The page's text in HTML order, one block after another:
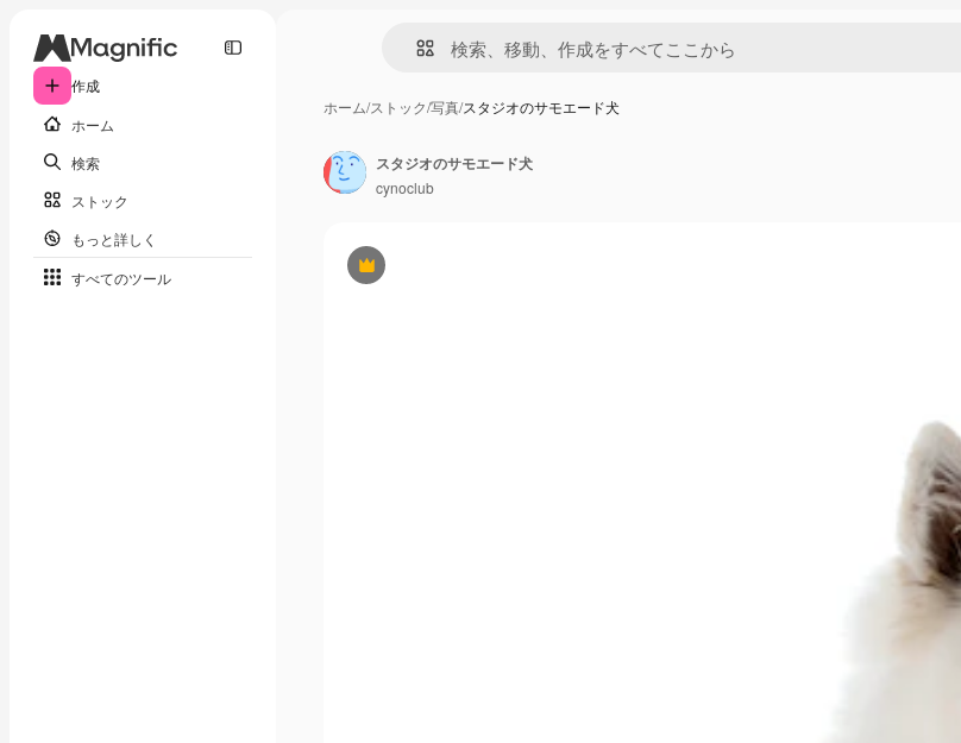
作成
ホーム
検索
ストック
もっと詳しく
すべてのツール
ホーム/ストック/写真/スタジオのサモエード犬
Premium
スタジオのサモエード犬
cynoclub